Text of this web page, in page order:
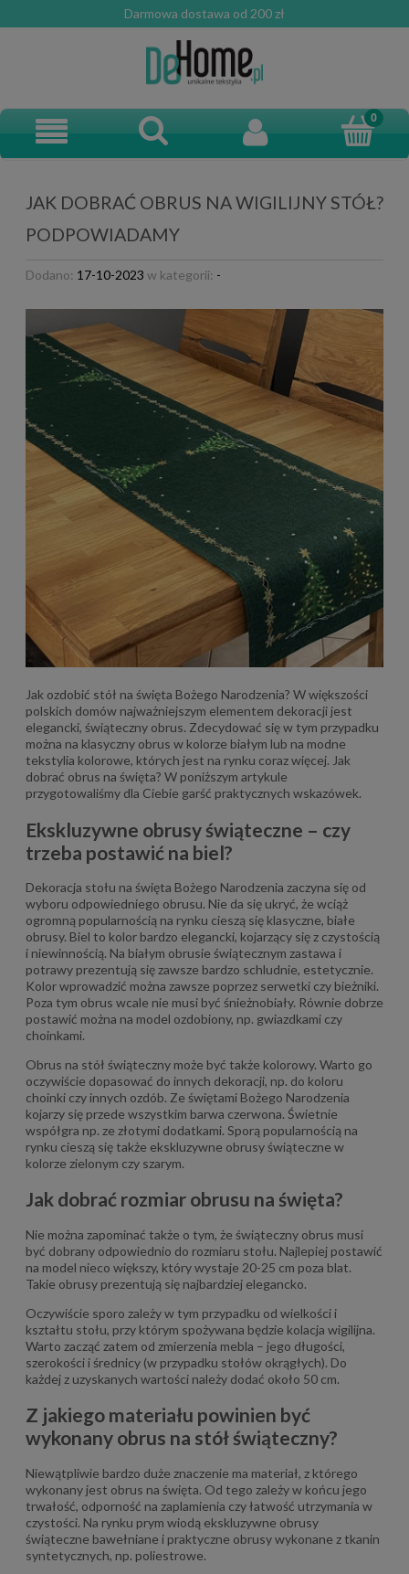
Darmowa dostawa od 200 zł
JAK DOBRAĆ OBRUS NA WIGILIJNY STÓŁ?
PODPOWIADAMY
Dodano: 17-10-2023 w kategorii: -
Jak ozdobić stół na święta Bożego Narodzenia? W większości
polskich domów najważniejszym elementem dekoracji jest
elegancki, świąteczny obrus. Zdecydować się w tym przypadku
można na klasyczny obrus w kolorze białym lub na modne
tekstylia kolorowe, których jest na rynku coraz więcej. Jak
dobrać obrus na święta? W poniższym artykule
przygotowaliśmy dla Ciebie garść praktycznych wskazówek.
Ekskluzywne obrusy świąteczne – czy
trzeba postawić na biel?
Dekoracja stołu na święta Bożego Narodzenia zaczyna się od
wyboru odpowiedniego obrusu. Nie da się ukryć, że wciąż
ogromną popularnością na rynku cieszą się klasyczne, białe
obrusy. Biel to kolor bardzo elegancki, kojarzący się z czystością
i niewinnością. Na białym obrusie świątecznym zastawa i
potrawy prezentują się zawsze bardzo schludnie, estetycznie.
Kolor wprowadzić można zawsze poprzez serwetki czy bieżniki.
Poza tym obrus wcale nie musi być śnieżnobiały. Równie dobrze
postawić można na model ozdobiony, np. gwiazdkami czy
choinkami.
Obrus na stół świąteczny może być także kolorowy. Warto go
oczywiście dopasować do innych dekoracji, np. do koloru
choinki czy innych ozdób. Ze świętami Bożego Narodzenia
kojarzy się przede wszystkim barwa czerwona. Świetnie
współgra np. ze złotymi dodatkami. Sporą popularnością na
rynku cieszą się także ekskluzywne obrusy świąteczne w
kolorze zielonym czy szarym.
Jak dobrać rozmiar obrusu na święta?
Nie można zapominać także o tym, że świąteczny obrus musi
być dobrany odpowiednio do rozmiaru stołu. Najlepiej postawić
na model nieco większy, który wystaje 20-25 cm poza blat.
Takie obrusy prezentują się najbardziej elegancko.
Oczywiście sporo zależy w tym przypadku od wielkości i
kształtu stołu, przy którym spożywana będzie kolacja wigilijna.
Warto zacząć zatem od zmierzenia mebla – jego długości,
szerokości i średnicy (w przypadku stołów okrągłych). Do
każdej z uzyskanych wartości należy dodać około 50 cm.
Z jakiego materiału powinien być
wykonany obrus na stół świąteczny?
Niewątpliwie bardzo duże znaczenie ma materiał, z którego
wykonany jest obrus na święta. Od tego zależy w końcu jego
trwałość, odporność na zaplamienia czy łatwość utrzymania w
czystości. Na rynku prym wiodą ekskluzywne obrusy
świąteczne bawełniane i praktyczne obrusy wykonane z tkanin
syntetycznych, np. poliestrowe.